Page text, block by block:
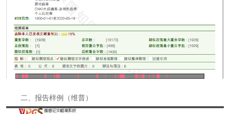
二、报告样例（维普）